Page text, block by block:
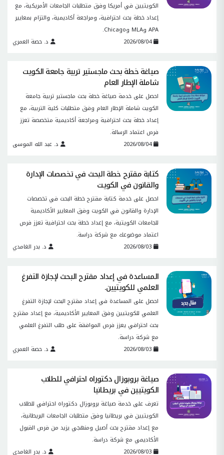
الكويتيين في أمريكا وفق متطلبات الجامعات الأمريكية، مع
إعداد خطة بحث احترافية، ومراجعة أكاديمية، والتزام بمعايير
APA وMLA وChicago.
2026/08/04
د. حصة العمري
صياغة خطة بحث ماجستير تربية جامعة الكويت
شاملة الإطار العام
احصل على خدمة صياغة خطة بحث ماجستير تربية جامعة
الكويت شاملة الإطار العام وفق متطلبات كلية التربية، مع
إعداد خطة بحث احترافية ومراجعة أكاديمية متخصصة تعزز
فرص اعتماد الرسالة.
2026/08/04
د. عبد الله الموسى
كتابة مقترح خطة البحث في تخصصات الإدارة
والقانون في الكويت
احصل على خدمة كتابة مقترح خطة البحث في تخصصات
الإدارة والقانون في الكويت وفق المعايير الأكاديمية
للجامعات الكويتية، مع إعداد خطة بحث احترافية تعزز فرص
اعتماد موضوعك مع شركة دراسة.
د. بدر الغامدي
المساعدة في إعداد مقترح البحث لإجازة التفرغ
العلمي للكويتيين.
احصل على المساعدة في إعداد مقترح البحث لإجازة التفرغ
العلمي للكويتيين وفق المعايير الأكاديمية، مع إعداد مقترح
بحث احترافي يعزز فرص الموافقة على طلب التفرغ العلمي
مع شركة دراسة.
د. حصة العمري
صياغة بروبوزال دكتوراه احترافي للطلاب
الكويتيين في بريطانيا
تعرف على خدمة صياغة بروبوزال دكتوراه احترافي للطلاب
الكويتيين في بريطانيا وفق متطلبات الجامعات البريطانية،
مع إعداد مقترح بحث أصيل ومنهجي يزيد من فرص القبول
الأكاديمي مع شركة دراسة.
د. بدر الغامدي